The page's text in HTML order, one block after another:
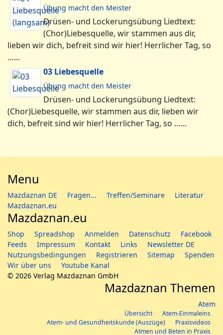
Übung macht den Meister
Drüsen- und Lockerungsübung Liedtext:
(Chor)Liebesquelle, wir stammen aus dir,
lieben wir dich, befreit sind wir hier! Herrlicher Tag, so
…...
03 Liebesquelle
Übung macht den Meister
Drüsen- und Lockerungsübung Liedtext:
(Chor)Liebesquelle, wir stammen aus dir, lieben wir
dich, befreit sind wir hier! Herrlicher Tag, so …...
Menu
Mazdaznan DE Fragen... Treffen/Seminare
Literatur
Mazdaznan.eu
Mazdaznan.eu
Shop Spreadshop Anmelden Datenschutz
Facebook
Feeds
Impressum Kontakt Links
Newsletter DE
Nutzungsbedingungen
Registrieren Sitemap
Spenden
Wir über uns
Youtube Kanal
© 2026 Verlag Mazdaznan GmbH
Mazdaznan Themen
Atem
Übersicht
Atem-Einmaleins
Atem- und Gesundheitskunde (Auszüge)
Praxisvideos
Atmen und Beten in Praxis